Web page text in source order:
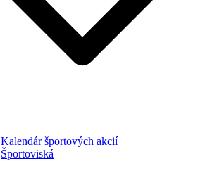
Kalendár športových akcií
Športoviská